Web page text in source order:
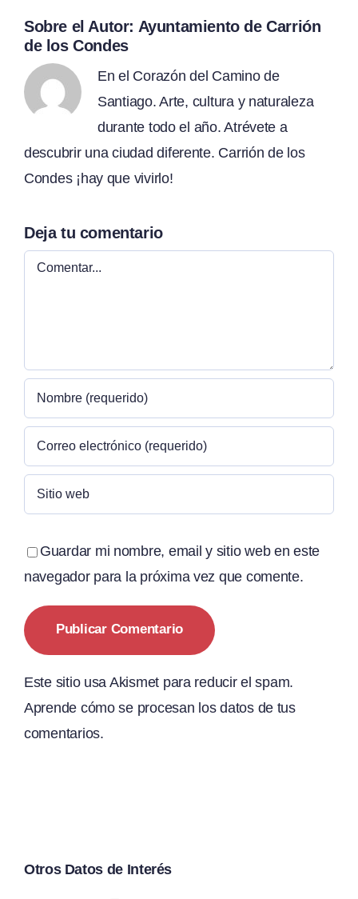
Sobre el Autor: Ayuntamiento de Carrión
de los Condes
En el Corazón del Camino de
Santiago. Arte, cultura y naturaleza
durante todo el año. Atrévete a
descubrir una ciudad diferente. Carrión de los
Condes ¡hay que vivirlo!
Deja tu comentario
Comentar
Guardar mi nombre, email y sitio web en este
navegador para la próxima vez que comente.
Este sitio usa Akismet para reducir el spam.
Aprende cómo se procesan los datos de tus
comentarios.
Otros Datos de Interés